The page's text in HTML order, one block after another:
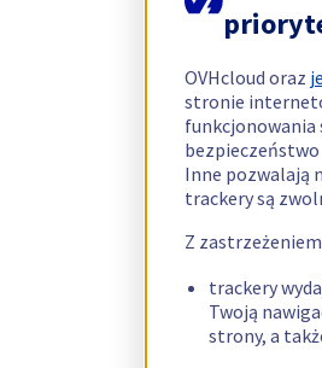
OVHcloud oraz
stronie
funkcjonowania
bezpieczeństwo
Inne pozwalają
trackery są
Z
trackery
Twoją
strony, a